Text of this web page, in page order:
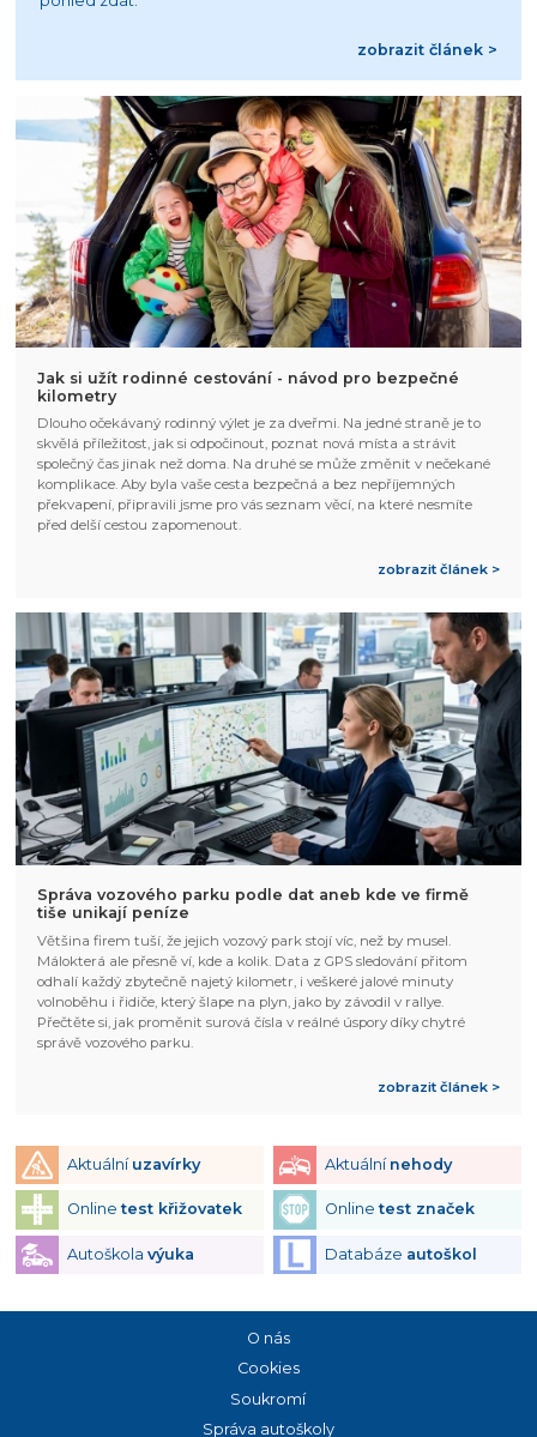
zobrazit článek >
Jak si užít rodinné cestování - návod pro bezpečné
kilometry
Dlouho očekávaný rodinný výlet je za dveřmi. Na jedné straně je to
skvělá příležitost, jak si odpočinout, poznat nová místa a strávit
společný čas jinak než doma. Na druhé se může změnit v nečekané
komplikace. Aby byla vaše cesta bezpečná a bez nepříjemných
překvapení, připravili jsme pro vás seznam věcí, na které nesmíte
před delší cestou zapomenout.
zobrazit článek >
Správa vozového parku podle dat aneb kde ve firmě
tiše unikají peníze
Většina firem tuší, že jejich vozový park stojí víc, než by musel.
Málokterá ale přesně ví, kde a kolik. Data z GPS sledování přitom
odhalí každý zbytečně najetý kilometr, i veškeré jalové minuty
volnoběhu i řidiče, který šlape na plyn, jako by závodil v rallye.
Přečtěte si, jak proměnit surová čísla v reálné úspory díky chytré
správě vozového parku.
zobrazit článek >
Aktuální uzavírky Aktuální nehody
Onlinetest křižovatek Onlinetest značek
Autoškola výuka Databáze autoškol
O nás
Cookies
Soukromí
Správa autoškoly